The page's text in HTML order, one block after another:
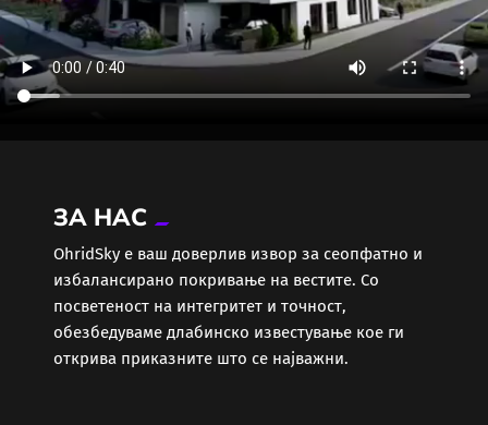
ЗА НАС
ОhridSky е ваш доверлив извор за сеопфатно и
избалансирано покривање на вестите. Со
посветеност на интегритет и точност,
обезбедуваме длабинско известување кое ги
открива приказните што се најважни.